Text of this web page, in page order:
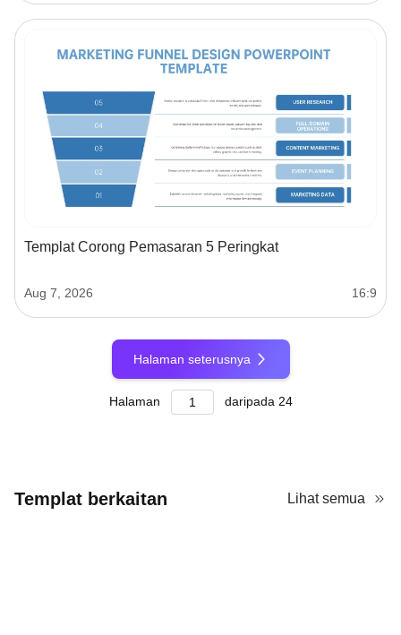
Templat Corong Pemasaran 5 Peringkat
Aug 7, 2026 16:9
Halaman seterusnya
Halaman daripada 24
Templat berkaitan Lihat semua